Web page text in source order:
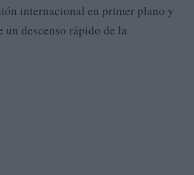
internacional en primer plano y
descenso rápido de la